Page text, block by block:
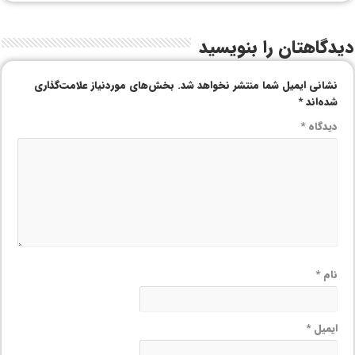
دیدگاهتان را بنویسید
نشانی ایمیل شما منتشر نخواهد شد. بخش‌های موردنیاز علامت‌گذاری
شده‌اند*
دیدگاه*
نام*
ایمیل*